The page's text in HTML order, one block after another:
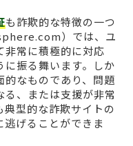
も詐欺的な特徴の一つ
）では、ユ
非常に積極的に対応
に振る舞います。しか
的なものであり、問題
、または支援が非常
型的な詐欺サイトの
げることができま